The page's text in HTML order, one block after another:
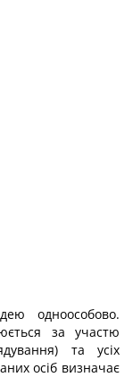
одноособово.
за участю
та усіх
осіб визначає